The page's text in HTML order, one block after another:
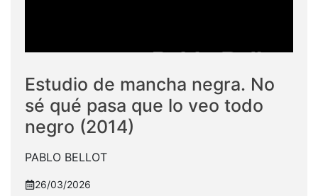
Estudio de mancha negra. No
sé qué pasa que lo veo todo
negro (2014)
PABLO BELLOT
26/03/2026